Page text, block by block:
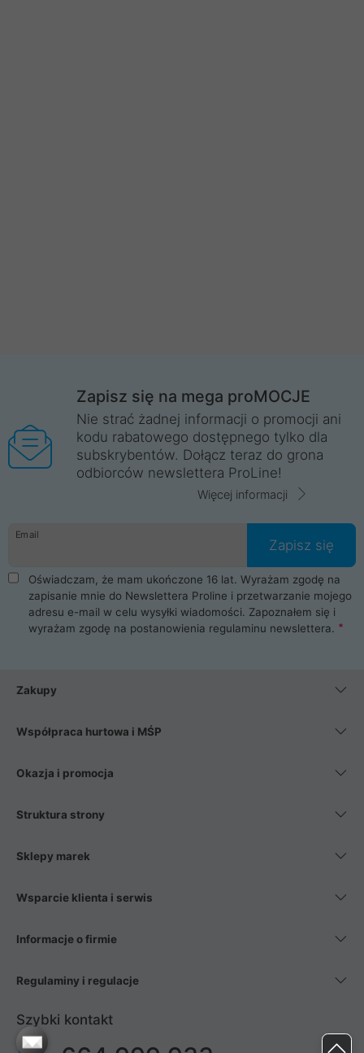
Zapisz się na mega proMOCJE
Nie strać żadnej informacji o promocji ani
kodu rabatowego dostępnego tylko dla
subskrybentów. Dołącz teraz do grona
odbiorców newslettera ProLine!
Więcej informacji
Email
Zapisz się
Oświadczam, że mam ukończone 16 lat. Wyrażam zgodę na
zapisanie mnie do Newslettera Proline i przetwarzanie mojego
adresu e-mail w celu wysyłki wiadomości. Zapoznałem się i
wyrażam zgodę na postanowienia regulaminu newslettera.
Zakupy
Współpraca hurtowa i MŚP
Okazja i promocja
Struktura strony
Sklepy marek
Wsparcie klienta i serwis
Informacje o firmie
Regulaminy i regulacje
Szybki kontakt